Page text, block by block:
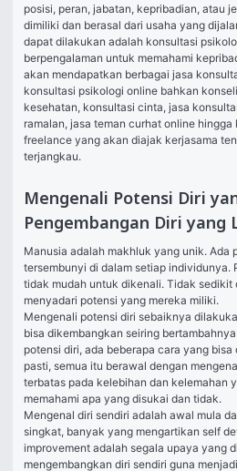
posisi, peran, jabatan, kepribadian, atau
dimiliki dan berasal dari usaha yang
dapat dilakukan adalah konsultasi
berpengalaman untuk memahami
akan mendapatkan berbagai jasa
konsultasi psikologi online bahkan
kesehatan, konsultasi cinta, jasa
ramalan, jasa teman curhat online hingga
freelance yang akan diajak kerjasama
terjangkau.
Mengenali Potensi Diri
Pengembangan Diri yang
Manusia adalah makhluk yang unik. Ada
tersembunyi di dalam setiap individunya.
tidak mudah untuk dikenali. Tidak sedikit
menyadari potensi yang mereka miliki.
Mengenali potensi diri sebaiknya
bisa dikembangkan seiring
potensi diri, ada beberapa cara yang
pasti, semua itu berawal dengan
terbatas pada kelebihan dan kelemahan
memahami apa yang disukai dan tidak.
Mengenal diri sendiri adalah awal mula
singkat, banyak yang mengartikan self
improvement adalah segala upaya yang
mengembangkan diri sendiri guna